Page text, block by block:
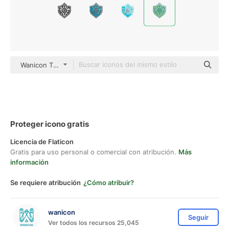
Wanicon Two Tone
Proteger icono gratis
Licencia de Flaticon
Gratis para uso personal o comercial con atribución. Más
información
Se requiere atribución ¿Cómo atribuir?
wanicon
Ver todos los recursos 25,045
Seguir